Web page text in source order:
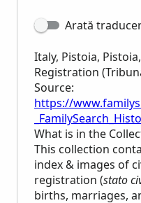
Arată
Italy, Pistoia,
Registration
Source:
https://
What is in the
This collection
index & images of
registration (stato
births, marriages,